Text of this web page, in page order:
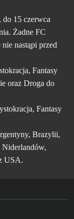
do 15 czerwca
Żadne FC
nastąpi przed
Fantasy
oraz Droga do
Fantasy
Brazylii,
USA.